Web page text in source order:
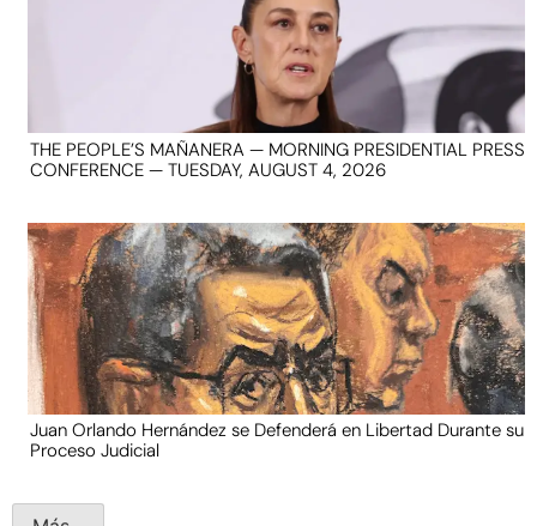
THE PEOPLE’S MAÑANERA — MORNING PRESIDENTIAL PRESS
CONFERENCE — TUESDAY, AUGUST 4, 2026
Juan Orlando Hernández se Defenderá en Libertad Durante su
Proceso Judicial